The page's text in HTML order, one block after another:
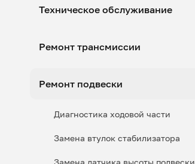
Техническое обслуживание
Ремонт трансмиссии
Ремонт подвески
Диагностика ходовой части
Замена втулок стабилизатора
Замена датчика высоты подвески